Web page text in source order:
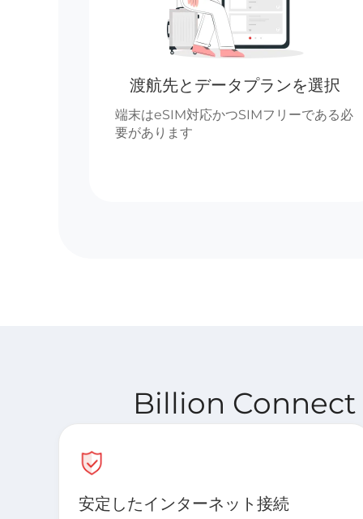
渡航先とデータプランを選択
端末はeSIM対応かつSIMフリーである必
要があります
Billion Connect
安定したインターネット接続